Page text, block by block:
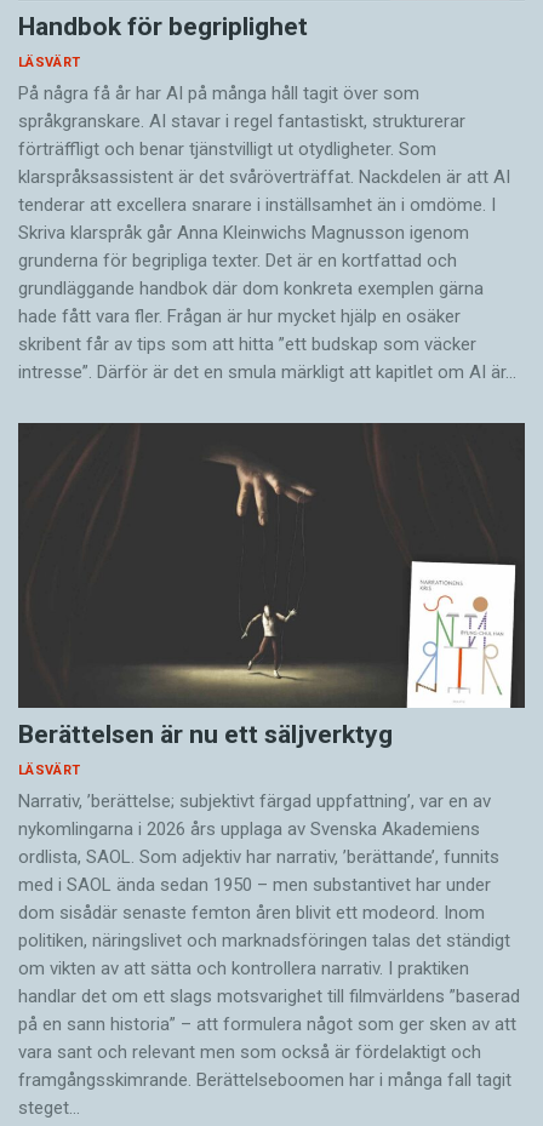
Handbok för begriplighet
LÄSVÄRT
På några få år har AI på många håll tagit över som
språkgranskare. AI stavar i regel fantastiskt, strukturerar
förträffligt och benar tjänstvilligt ut otydligheter. Som
klarspråksassistent är det svår­överträffat. Nack­delen är att AI
tenderar att excellera snarare i inställsamhet än i omdöme. I
Skriva klarspråk går Anna Kleinwichs Magnusson igenom
grunderna för begripliga texter. Det är en kortfattad och
grundläggande handbok där dom konkreta exemplen gärna
hade fått vara fler. Frågan är hur mycket hjälp en osäker
skribent får av tips som att hitta ”ett budskap som väcker
intresse”. Därför är det en smula märkligt att kapitlet om AI är…
Berättelsen är nu ett säljverktyg
LÄSVÄRT
Narrativ, ’berättelse; subjektivt färgad uppfattning’, var en av
nykomlingarna i 2026 års upplaga av Svenska Akademiens
ordlista, SAOL. Som adjektiv har narrativ, ’berättande’, funnits
med i SAOL ända sedan 1950 – men substantivet har under
dom sisådär senaste femton åren blivit ett modeord. Inom
politiken, näringslivet och marknadsföringen talas det ständigt
om vikten av att sätta och kontrollera narrativ. I praktiken
handlar det om ett slags motsvarighet till filmvärldens ”baserad
på en sann historia” – att formulera något som ger sken av att
vara sant och ­relevant men som också är fördelaktigt och
framgångsskimrande. Berättelseboomen har i många fall tagit
steget…